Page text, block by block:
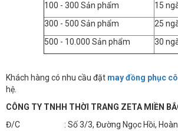
100 - 300 Sản phẩm
15
300 - 500 Sản phẩm
25
500 - 10.000 Sản phẩm
30
Khách hàng có nhu cầu đặt may đồng phục
hệ.
CÔNG TY TNHH THỜI TRANG ZETA MIỀN
Đ/C : Số 3/3, Đường Ngọc Hồi, Hoàng